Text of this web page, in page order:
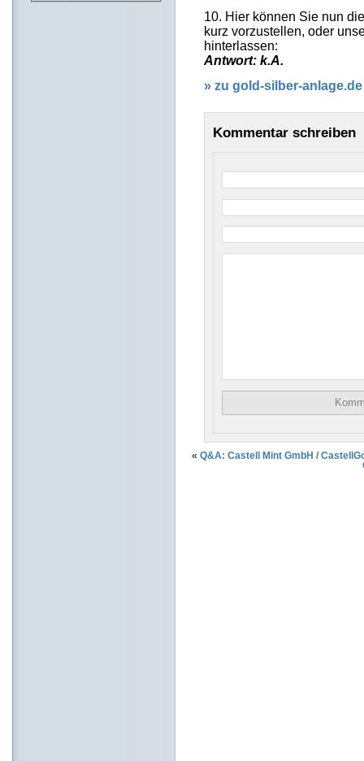
10. Hier können Sie nun
kurz vorzustellen, oder
hinterlassen:
Antwort: k.A.
» zu gold-silber-anlage.de
Kommentar schreiben
« Q&A: Castell Mint GmbH /